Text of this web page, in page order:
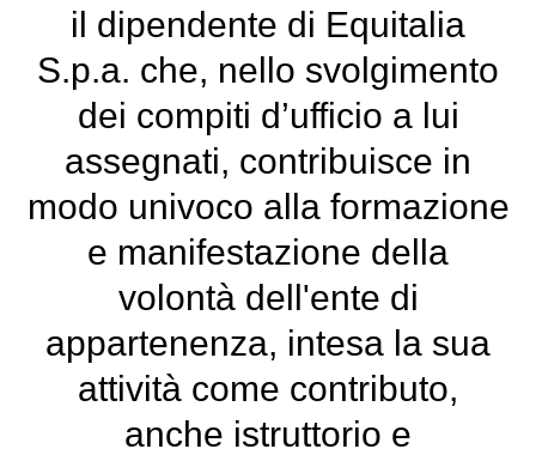
il dipendente di Equitalia
S.p.a. che, nello svolgimento
dei compiti d’ufficio a lui
assegnati, contribuisce in
modo univoco alla formazione
e manifestazione della
volontà dell'ente di
appartenenza, intesa la sua
attività come contributo,
anche istruttorio e